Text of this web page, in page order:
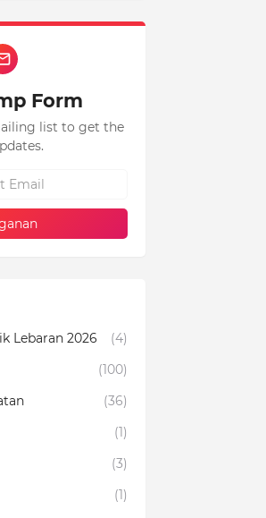
Form
list to get the
Lebaran 2026
(4)
(100)
(36)
(1)
(3)
(1)